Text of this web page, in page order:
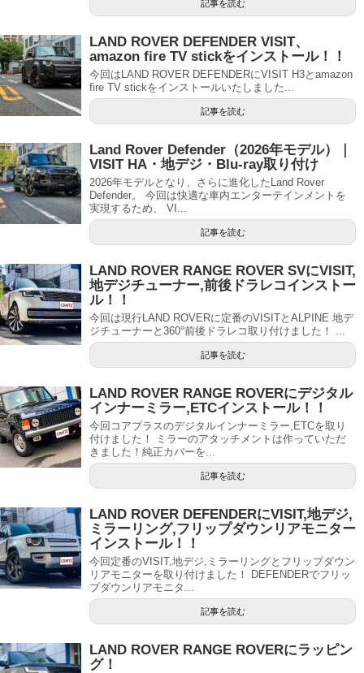
記事を読む
LAND ROVER DEFENDER VISIT、
amazon fire TV stickをインストール！！
今回はLAND ROVER DEFENDERにVISIT H3とamazon
fire TV stickをインストールいたしました...
記事を読む
Land Rover Defender（2026年モデル）｜
VISIT HA・地デジ・Blu-ray取り付け
2026年モデルとなり、さらに進化したLand Rover
Defender。 今回は快適な車内エンターテインメントを
実現するため、 VI...
記事を読む
LAND ROVER RANGE ROVER SVにVISIT,
地デジチューナー,前後ドラレコインストー
ル！！
今回は現行LAND ROVERに定番のVISITとALPINE 地デ
ジチューナーと360°前後ドラレコ取り付けました！ ...
記事を読む
LAND ROVER RANGE ROVERにデジタル
インナーミラー,ETCインストール！！
今回コアプラスのデジタルインナーミラー,ETCを取り
付けました！ ミラーのアタッチメントは作っていただ
きました！純正カバーを...
記事を読む
LAND ROVER DEFENDERにVISIT,地デジ,
ミラーリング,フリップダウンリアモニター
インストール！！
今回定番のVISIT,地デジ,ミラーリングとフリップダウン
リアモニターを取り付けました！ DEFENDERでフリッ
プダウンリアモニタ...
記事を読む
LAND ROVER RANGE ROVERにラッピン
グ！